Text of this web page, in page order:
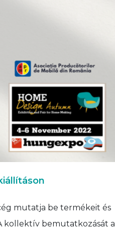
mutatja be termékeit és
kollektív bemutatkozását a